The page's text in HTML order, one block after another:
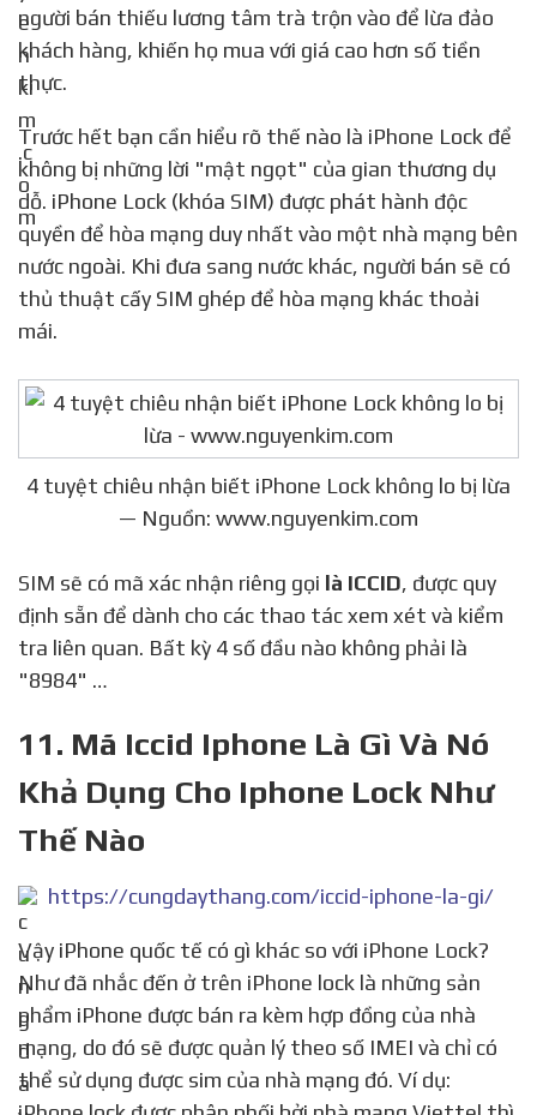
người bán thiếu lương tâm trà trộn vào để lừa đảo
khách hàng, khiến họ mua với giá cao hơn số tiền
thực.
Trước hết bạn cần hiểu rõ thế nào là iPhone Lock để
không bị những lời "mật ngọt" của gian thương dụ
dỗ. iPhone Lock (khóa SIM) được phát hành độc
quyền để hòa mạng duy nhất vào một nhà mạng bên
nước ngoài. Khi đưa sang nước khác, người bán sẽ có
thủ thuật cấy SIM ghép để hòa mạng khác thoải
mái.
4 tuyệt chiêu nhận biết iPhone Lock không lo bị lừa
— Nguồn: www.nguyenkim.com
SIM sẽ có mã xác nhận riêng gọi là ICCID, được quy
định sẵn để dành cho các thao tác xem xét và kiểm
tra liên quan. Bất kỳ 4 số đầu nào không phải là
"8984" …
11. Mã Iccid Iphone Là Gì Và Nó
Khả Dụng Cho Iphone Lock Như
Thế Nào
https://cungdaythang.com/iccid-iphone-la-gi/
Vậy iPhone quốc tế có gì khác so với iPhone Lock?
Như đã nhắc đến ở trên iPhone lock là những sản
phẩm iPhone được bán ra kèm hợp đồng của nhà
mạng, do đó sẽ được quản lý theo số IMEI và chỉ có
thể sử dụng được sim của nhà mạng đó. Ví dụ: